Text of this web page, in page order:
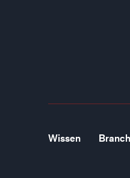
Wissen